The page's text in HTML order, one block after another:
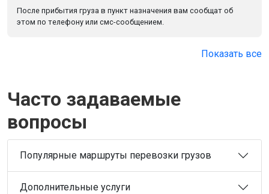
После прибытия груза в пункт назначения вам сообщат об
этом по телефону или смс-сообщением.
Показать все
Часто задаваемые
вопросы
Популярные маршруты перевозки грузов
Дополнительные услуги